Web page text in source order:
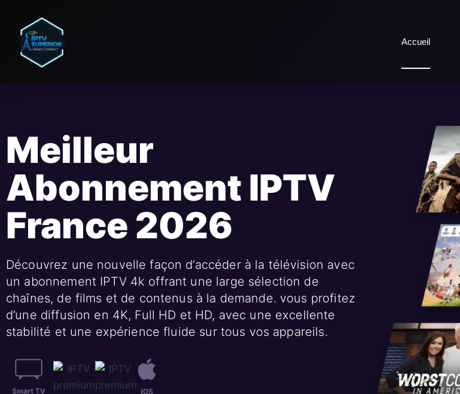
Accueil
Meilleur
Abonnement IPTV
France 2026
Découvrez une nouvelle façon d’accéder à la télévision avec
un abonnement IPTV 4k offrant une large sélection de
chaînes, de films et de contenus à la demande. vous profitez
d’une diffusion en 4K, Full HD et HD, avec une excellente
stabilité et une expérience fluide sur tous vos appareils.